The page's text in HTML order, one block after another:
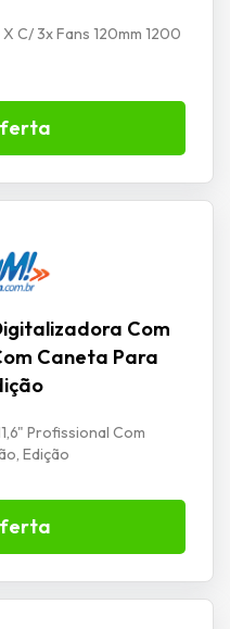
C/ 3x Fans 120mm 1200
Com
Caneta Para
Profissional Com
Edição